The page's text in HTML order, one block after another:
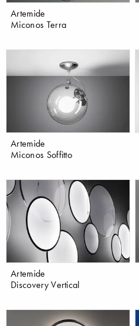
Artemide
Miconos Terra
Artemide
Miconos Soffitto
Artemide
Discovery Vertical